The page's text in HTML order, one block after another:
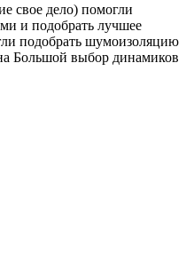
свое дело) помогли
и подобрать лучшее
подобрать шумоизоляцию
Большой выбор динамиков